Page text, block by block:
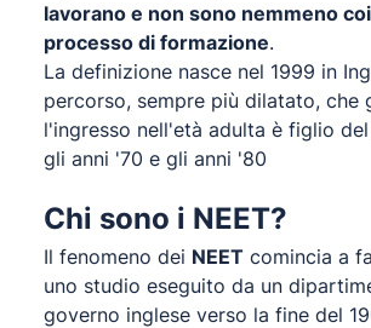
lavorano e non sono nemmeno
processo di formazione.
La definizione nasce nel 1999 in
percorso, sempre più dilatato, che
l'ingresso nell'età adulta è figlio
gli anni '70 e gli anni '80
Chi sono i NEET?
Il fenomeno dei NEET comincia a
uno studio eseguito da un
governo inglese verso la fine del